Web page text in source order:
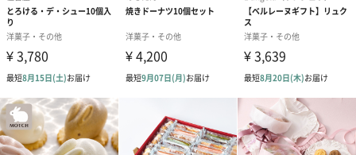
メッセージカード（通常・写真・グリーティング）
誕生日や結婚祝い・出産祝いなど、様々なシーンのメッセージカ
ードを同梱します。
メッセージカードや封筒のデザインは一部変更する場合がありま
す。